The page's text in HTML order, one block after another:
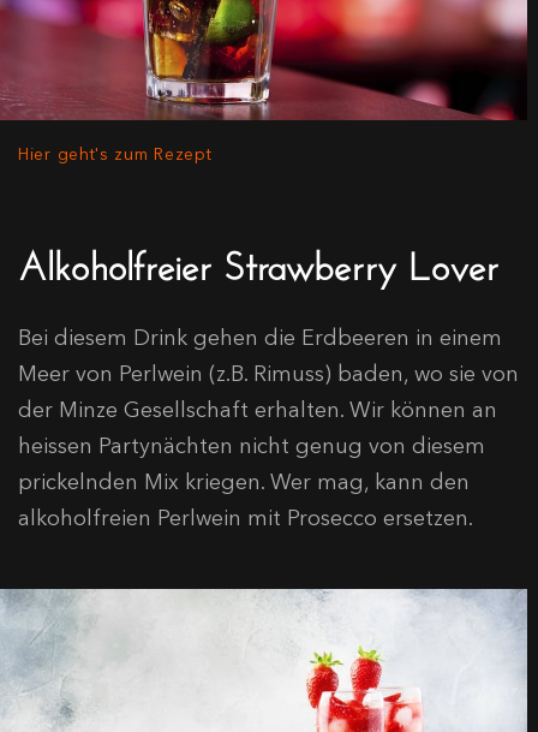
Hier geht's zum Rezept
Alkoholfreier Strawberry Lover
Bei diesem Drink gehen die Erdbeeren in einem
Meer von Perlwein (z.B. Rimuss) baden, wo sie von
der Minze Gesellschaft erhalten. Wir können an
heissen Partynächten nicht genug von diesem
prickelnden Mix kriegen. Wer mag, kann den
alkoholfreien Perlwein mit Prosecco ersetzen.